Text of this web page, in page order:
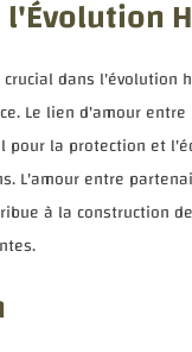
dans l'évolution
Le lien d'amour
pour la protection et
L'amour entre
à la construction